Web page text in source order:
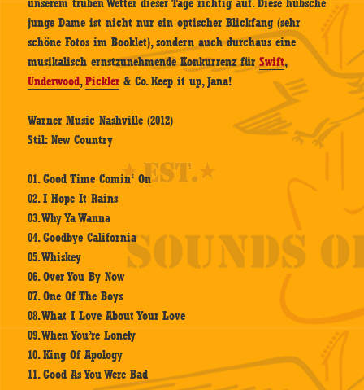
unserem trüben Wetter dieser Tage richtig auf. Diese hübsche
junge Dame ist nicht nur ein optischer Blickfang (sehr
schöne Fotos im Booklet), sondern auch durchaus eine
musikalisch ernstzunehmende Konkurrenz fürSwift,
Underwood,Pickler & Co. Keep it up, Jana!
Warner Music Nashville (2012)
Stil: New Country
01. Good Time Comin‘ On
02. I Hope It Rains
03. Why Ya Wanna
04. Goodbye California
05. Whiskey
06. Over You By Now
07. One Of The Boys
08. What I Love About Your Love
09. When You’re Lonely
10. King Of Apology
11. Good As You Were Bad